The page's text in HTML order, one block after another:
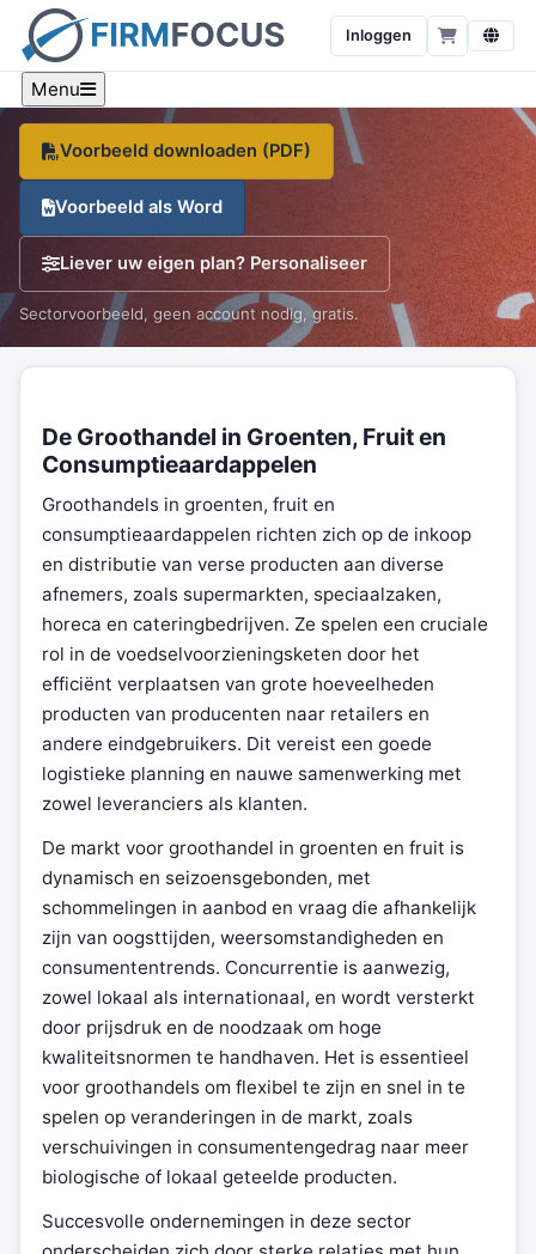
Inloggen
Menu
consumptieaardappelen
Een sector-specifiek voorbeeld, branche-cijfers en een
gratis sjabloon, op één pagina.
Voorbeeld downloaden (PDF)
Voorbeeld als Word
Liever uw eigen plan? Personaliseer
Sectorvoorbeeld, geen account nodig, gratis.
De Groothandel in Groenten, Fruit en
Consumptieaardappelen
Groothandels in groenten, fruit en
consumptieaardappelen richten zich op de inkoop
en distributie van verse producten aan diverse
afnemers, zoals supermarkten, speciaalzaken,
horeca en cateringbedrijven. Ze spelen een cruciale
rol in de voedselvoorzieningsketen door het
efficiënt verplaatsen van grote hoeveelheden
producten van producenten naar retailers en
andere eindgebruikers. Dit vereist een goede
logistieke planning en nauwe samenwerking met
zowel leveranciers als klanten.
De markt voor groothandel in groenten en fruit is
dynamisch en seizoensgebonden, met
schommelingen in aanbod en vraag die afhankelijk
zijn van oogsttijden, weersomstandigheden en
consumententrends. Concurrentie is aanwezig,
zowel lokaal als internationaal, en wordt versterkt
door prijsdruk en de noodzaak om hoge
kwaliteitsnormen te handhaven. Het is essentieel
voor groothandels om flexibel te zijn en snel in te
spelen op veranderingen in de markt, zoals
verschuivingen in consumentengedrag naar meer
biologische of lokaal geteelde producten.
Succesvolle ondernemingen in deze sector